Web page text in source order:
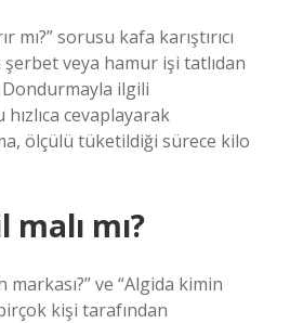
mı?” sorusu kafa karıştırıcı
veya hamur işi tatlıdan
ilgili
cevaplayarak
ölçülü tüketildiği sürece kilo
mı?
ve “Algida kimin
kişi tarafından